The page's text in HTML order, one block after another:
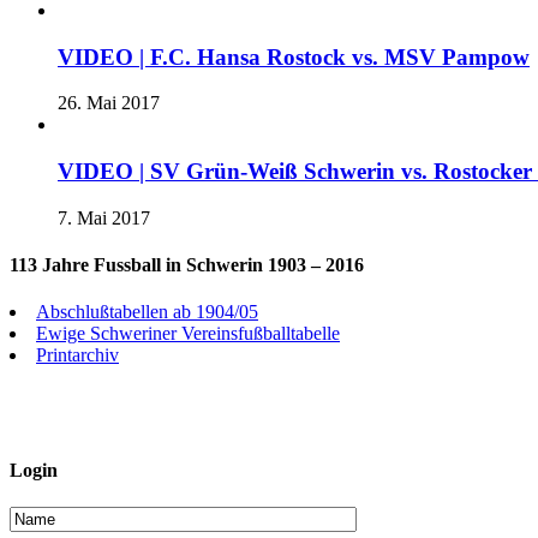
VIDEO | F.C. Hansa Rostock vs. MSV Pampow
26. Mai 2017
VIDEO | SV Grün-Weiß Schwerin vs.
7. Mai 2017
113 Jahre Fussball in Schwerin 1903 – 2016
Abschlußtabellen ab 1904/05
Ewige Schweriner Vereinsfußballtabelle
Printarchiv
Login